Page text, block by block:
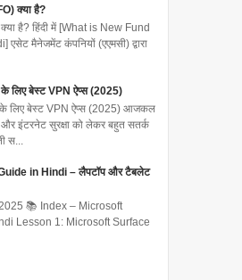
क्या है?
है? हिंदी में [What is New Fund
मैनेजमेंट कंपनियों (एएमसी) द्वारा
बेस्ट VPN ऐप्स (2025)
लिए बेस्ट VPN ऐप्स (2025) आजकल
और इंटरनेट सुरक्षा को लेकर बहुत सतर्क
स...
in Hindi – लैपटॉप और टैबलेट
📚 Index – Microsoft
Lesson 1: Microsoft Surface